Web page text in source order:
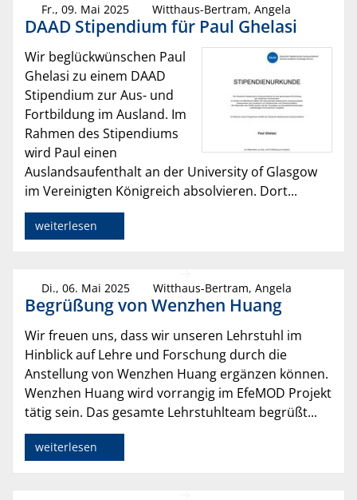
Fr., 09. Mai 2025 Witthaus-Bertram, Angela
DAAD Stipendium für Paul Ghelasi
Wir beglückwünschen Paul
Ghelasi zu einem DAAD
Stipendium zur Aus- und
Fortbildung im Ausland. Im
Rahmen des Stipendiums
wird Paul einen
Auslandsaufenthalt an der University of Glasgow
im Vereinigten Königreich absolvieren. Dort...
weiterlesen
Di., 06. Mai 2025 Witthaus-Bertram, Angela
Begrüßung von Wenzhen Huang
Wir freuen uns, dass wir unseren Lehrstuhl im
Hinblick auf Lehre und Forschung durch die
Anstellung von Wenzhen Huang ergänzen können.
Wenzhen Huang wird vorrangig im EfeMOD Projekt
tätig sein. Das gesamte Lehrstuhlteam begrüßt...
weiterlesen